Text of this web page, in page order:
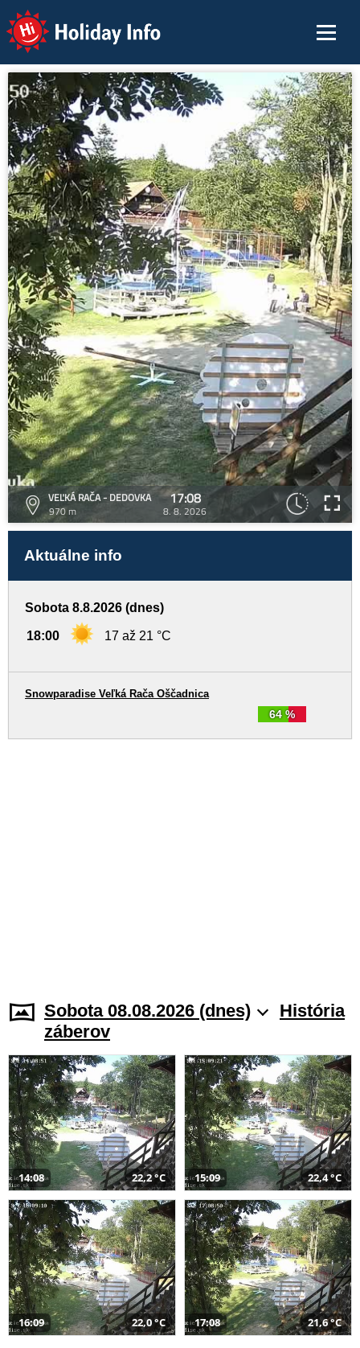
Holiday Info
VEĽKÁ RAČA - DEDOVKA
970 m
17:08
8. 8. 2026
Aktuálne info
Sobota 8.8.2026 (dnes)
18:00 17 až 21 °C
64 %
Snowparadise Veľká Rača Oščadnica
Sobota 08.08.2026 (dnes)
História
záberov
14:08 22,2 °C 15:09 22,4 °C
16:09 22,0 °C 17:08 21,6 °C